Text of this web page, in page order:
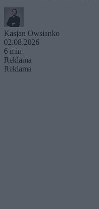
Kasjan Owsianko
02.08.2026
6 min
Reklama
Reklama